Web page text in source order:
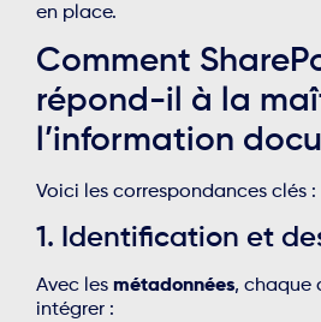
en place.
Comment
répond-il à la
l’information
Voici les correspondances clés :
1. Identification et
Avec les métadonnées, chaque
intégrer :